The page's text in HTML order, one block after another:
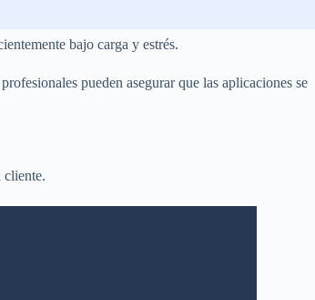
bajo carga y estrés.
pueden asegurar que las aplicaciones se
cliente.